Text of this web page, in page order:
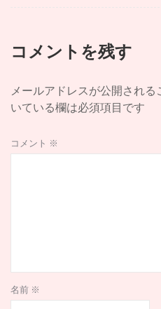
ョ
コメントを残す
メールアドレスが公開される
いている欄は必須項目です
コメント ※
名前 ※